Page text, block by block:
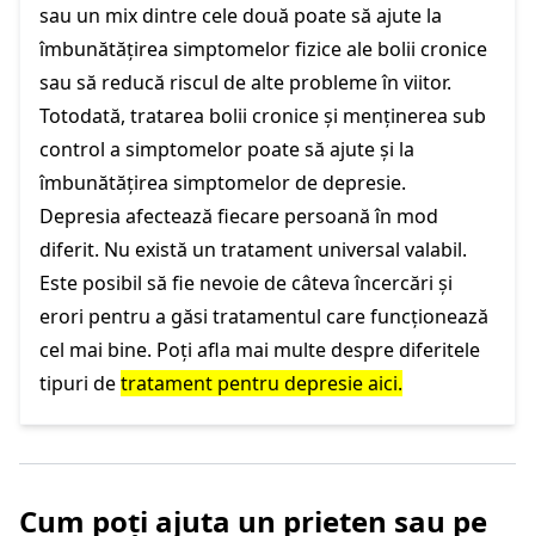
sau un mix dintre cele două poate să ajute la
îmbunătățirea simptomelor fizice ale bolii cronice
sau să reducă riscul de alte probleme în viitor.
Totodată, tratarea bolii cronice și menținerea sub
control a simptomelor poate să ajute și la
îmbunătățirea simptomelor de depresie.
Depresia afectează fiecare persoană în mod
diferit. Nu există un tratament universal valabil.
Este posibil să fie nevoie de câteva încercări și
erori pentru a găsi tratamentul care funcționează
cel mai bine. Poți afla mai multe despre diferitele
tipuri detratament pentru depresie aici.
Cum poți ajuta un prieten sau pe